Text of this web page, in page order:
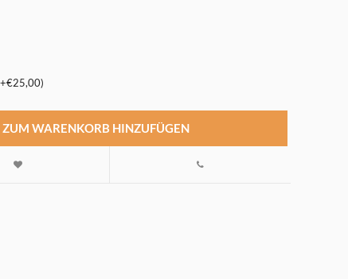
ZUM WARENKORB HINZUFÜGEN